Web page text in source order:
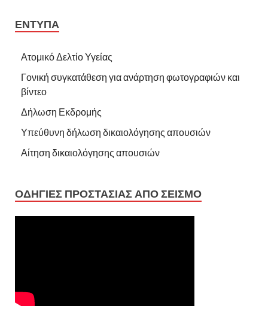
ΕΝΤΥΠΑ
Ατομικό Δελτίο Υγείας
Γονική συγκατάθεση για ανάρτηση φωτογραφιών και
βίντεο
Δήλωση Εκδρομής
Υπεύθυνη δήλωση δικαιολόγησης απουσιών
Αίτηση δικαιολόγησης απουσιών
ΟΔΗΓΙΕΣ ΠΡΟΣΤΑΣΙΑΣ ΑΠΟ ΣΕΙΣΜΟ